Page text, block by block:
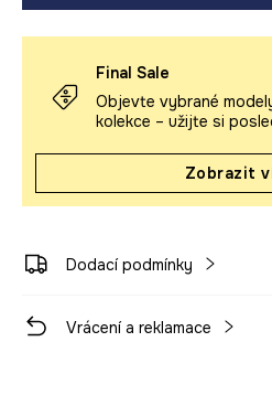
Final Sale
Objevte vybrané
kolekce – užijte si
Zobrazit
Dodací podmínky
Vrácení a reklamace